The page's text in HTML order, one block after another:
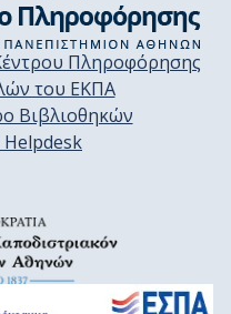
Πληροφόρησης
του ΕΚΠΑ
Βιβλιοθηκών
Helpdesk